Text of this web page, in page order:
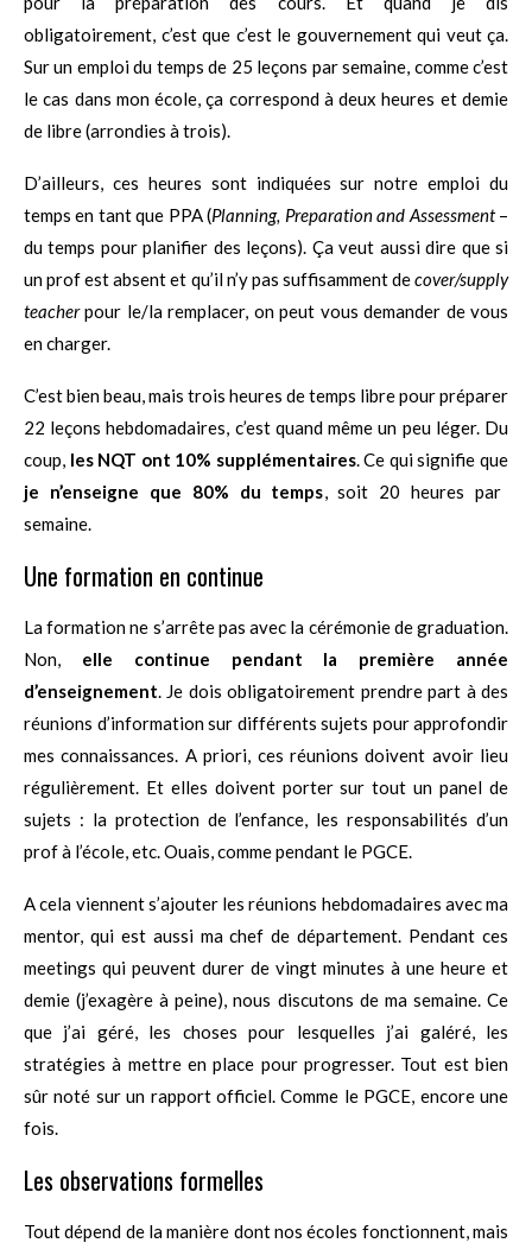
obligatoirement, c’est que c’est le gouvernement qui veut ça.
Sur un emploi du temps de 25 leçons par semaine, comme c’est
le cas dans mon école, ça correspond à deux heures et demie
de libre (arrondies à trois).
D’ailleurs, ces heures sont indiquées sur notre emploi du
temps en tant que PPA (Planning, Preparation and Assessment–
du temps pour planifier des leçons). Ça veut aussi dire que si
un prof est absent et qu’il n’y pas suffisamment decover/supply
teacherpour le/la remplacer, on peut vous demander de vous
en charger.
C’est bien beau, mais trois heures de temps libre pour préparer
22 leçons hebdomadaires, c’est quand même un peu léger. Du
coup, les NQT ont 10% supplémentaires. Ce qui signifie que
je n’enseigne que 80% du temps, soit 20 heures par
semaine.
Une formation en continue
La formation ne s’arrête pas avec la cérémonie de graduation.
Non, elle continue pendant la première année
d’enseignement. Je dois obligatoirement prendre part à des
réunions d’information sur différents sujets pour approfondir
mes connaissances. A priori, ces réunions doivent avoir lieu
régulièrement. Et elles doivent porter sur tout un panel de
sujets : la protection de l’enfance, les responsabilités d’un
prof à l’école, etc. Ouais, comme pendant le PGCE.
A cela viennent s’ajouter les réunions hebdomadaires avec ma
mentor, qui est aussi ma chef de département. Pendant ces
meetings qui peuvent durer de vingt minutes à une heure et
demie (j’exagère à peine), nous discutons de ma semaine. Ce
que j’ai géré, les choses pour lesquelles j’ai galéré, les
stratégies à mettre en place pour progresser. Tout est bien
sûr noté sur un rapport officiel. Comme le PGCE, encore une
fois.
Les observations formelles
Tout dépend de la manière dont nos écoles fonctionnent, mais